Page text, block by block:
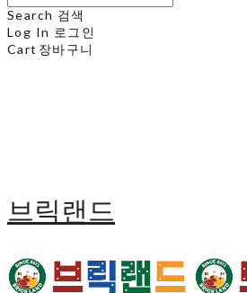
Search 검색
Log In 로그인
Cart 장바구니
브릭랜드